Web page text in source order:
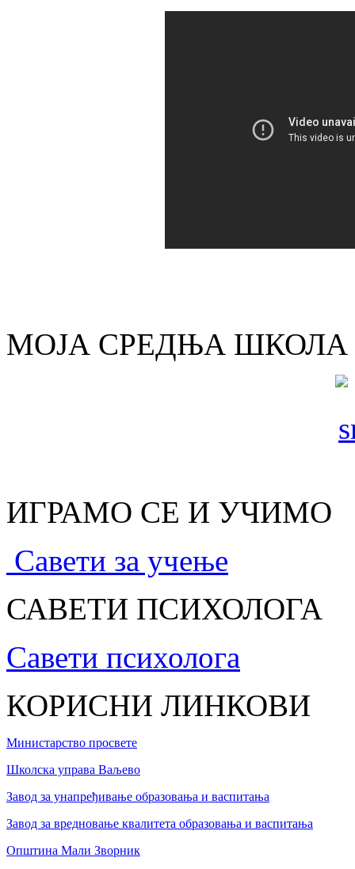
МОЈА СРЕДЊА ШКОЛА
ИГРАМО СЕ И УЧИМО
Савети за учење
САВЕТИ ПСИХОЛОГА
Савети психолога
КОРИСНИ ЛИНКОВИ
Министарство просвете
Школска управа Ваљево
Завод за унапређивање образовања и васпитања
Завод за вредновање квалитета образовања и васпитања
Општина Мали Зворник